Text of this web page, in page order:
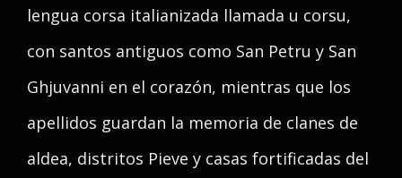
lengua corsa italianizada llamada u corsu,
con santos antiguos como San Petru y San
Ghjuvanni en el corazón, mientras que los
apellidos guardan la memoria de clanes de
aldea, distritos Pieve y casas fortificadas del